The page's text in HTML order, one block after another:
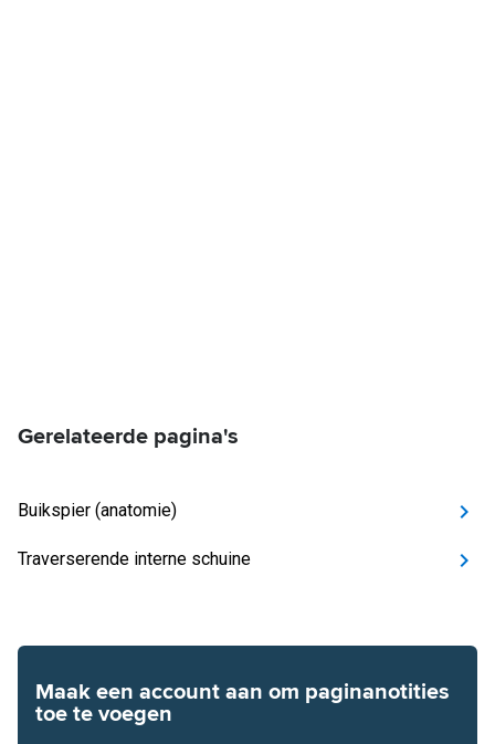
Gerelateerde pagina's
Buikspier (anatomie)
Traverserende interne schuine
Maak een account aan om paginanotities
toe te voegen